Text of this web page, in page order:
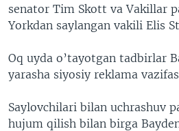
senator Tim Skott va Vakillar
Yorkdan saylangan vakili Elis
Oq uyda o’tayotgan tadbirlar
yarasha siyosiy reklama
Saylovchilari bilan uchrashuv
hujum qilish bilan birga